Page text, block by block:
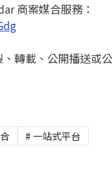
商案媒合服務：
轉載、公開播送或
# 一站式平台